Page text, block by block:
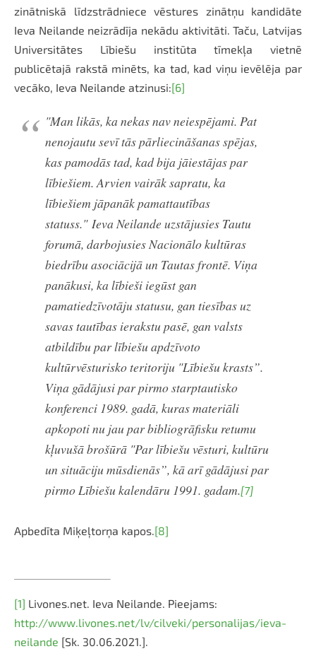
zinātniskā līdzstrādniece vēstures zinātņu kandidāte
Ieva Neilande neizrādīja nekādu aktivitāti. Taču, Latvijas
Universitātes Lībiešu institūta tīmekļa vietnē
publicētajā rakstā minēts, ka tad, kad viņu ievēlēja par
vecāko, Ieva Neilande atzinusi:[6]
"Man likās, ka nekas nav neiespējami. Pat
nenojautu sevī tās pārliecināšanas spējas,
kas pamodās tad, kad bija jāiestājas par
lībiešiem. Arvien vairāk sapratu, ka
lībiešiem jāpanāk pamattautības
statuss." Ieva Neilande uzstājusies Tautu
forumā, darbojusies Nacionālo kultūras
biedrību asociācijā un Tautas frontē. Viņa
panākusi, ka lībieši iegūst gan
pamatiedzīvotāju statusu, gan tiesības uz
savas tautības ierakstu pasē, gan valsts
atbildību par lībiešu apdzīvoto
kultūrvēsturisko teritoriju "Lībiešu krasts”.
Viņa gādājusi par pirmo starptautisko
konferenci 1989. gadā, kuras materiāli
apkopoti nu jau par bibliogrāfisku retumu
kļuvušā brošūrā "Par lībiešu vēsturi, kultūru
un situāciju mūsdienās”, kā arī gādājusi par
pirmo Lībiešu kalendāru 1991. gadam.[7]
Apbedīta Miķeļtorņa kapos. [8]
[1] Livones.net. Ieva Neilande. Pieejams:
http://www.livones.net/lv/cilveki/personalijas/ieva-
neilande [Sk. 30.06.2021.].